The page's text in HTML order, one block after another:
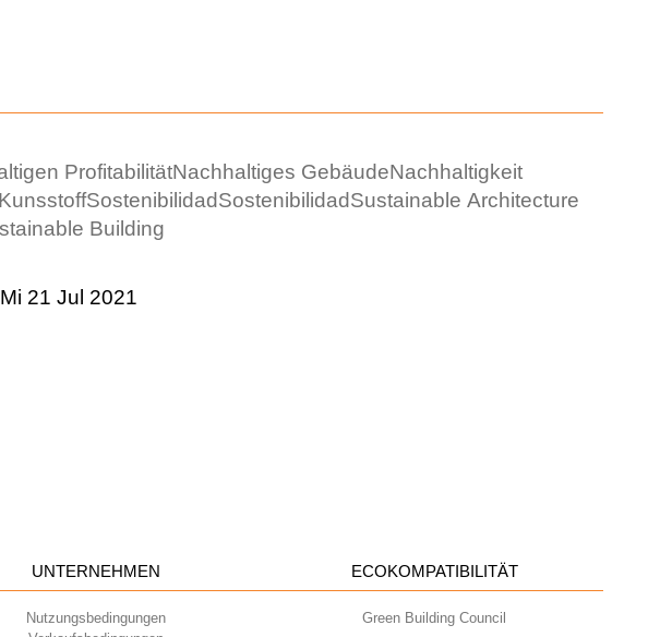
ProfitabilitätNachhaltiges GebäudeNachhaltigkeit
SostenibilidadSostenibilidadSustainable Architecture
Building
Mi 21 Jul 2021
UNTERNEHMEN
Nutzungsbedingungen
ECOKOMPATIBILITÄT
Green Building Council